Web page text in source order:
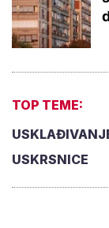
TOP TEME:
USKRSNICE